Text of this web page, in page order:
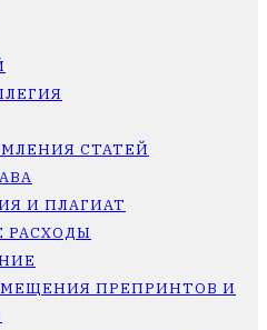
СТАТЕЙ
И ПЛАГИАТ
РАСХОДЫ
ПРЕПРИНТОВ И